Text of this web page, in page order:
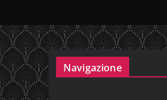
Navigazione